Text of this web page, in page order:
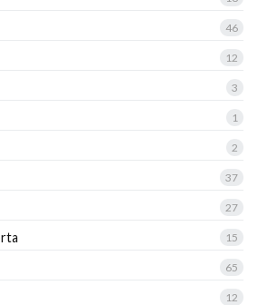
46
12
3
1
2
37
27
15
65
12